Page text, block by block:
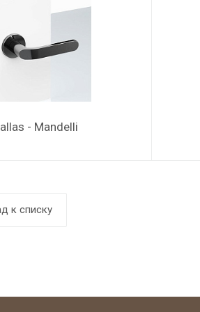
- Mandelli
к списку